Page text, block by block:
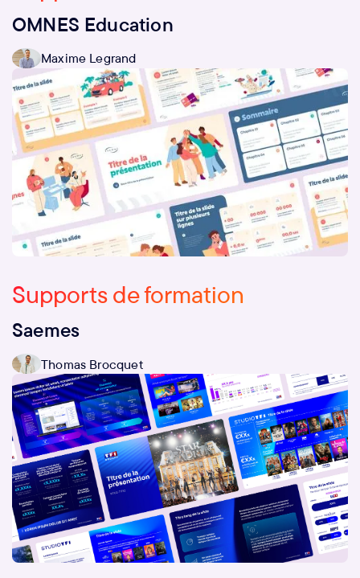
OMNES Education
Maxime Legrand
Supports de formation
Saemes
Thomas Brocquet